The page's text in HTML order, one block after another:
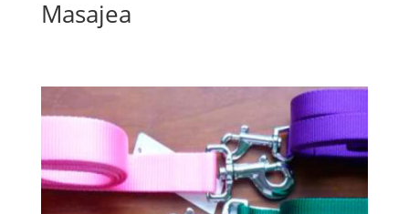
Masajea